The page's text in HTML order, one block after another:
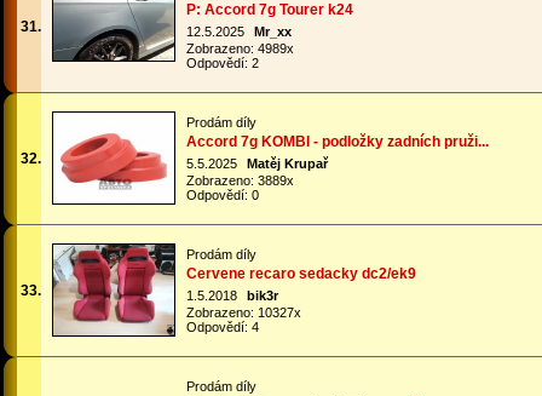
31.
P: Accord 7g Tourer k24
12.5.2025
Mr_xx
Zobrazeno: 4989x
Odpovědí: 2
32.
Prodám díly
Accord 7g KOMBI - podložky zadních pruži...
5.5.2025
Matěj Krupař
Zobrazeno: 3889x
Odpovědí: 0
33.
Prodám díly
Cervene recaro sedacky dc2/ek9
1.5.2018
bik3r
Zobrazeno: 10327x
Odpovědí: 4
Prodám díly